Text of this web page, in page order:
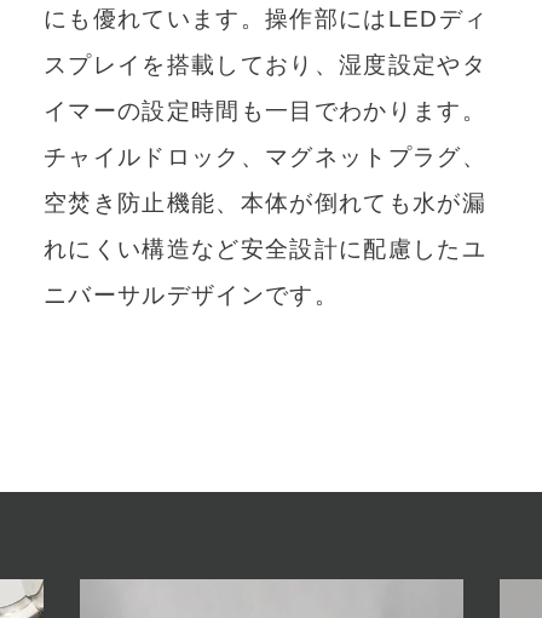
にも優れています。操作部にはLEDディ
スプレイを搭載しており、湿度設定やタ
イマーの設定時間も一目でわかります。
チャイルドロック、マグネットプラグ、
空焚き防止機能、本体が倒れても水が漏
れにくい構造など安全設計に配慮したユ
ニバーサルデザインです。